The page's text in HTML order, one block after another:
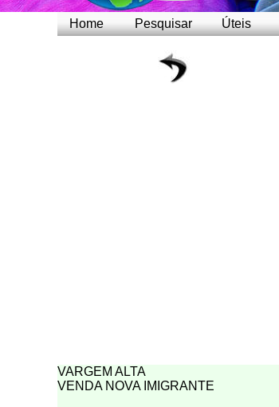
Home Pesquisar Úteis
VARGEM ALTA
VENDA NOVA IMIGRANTE